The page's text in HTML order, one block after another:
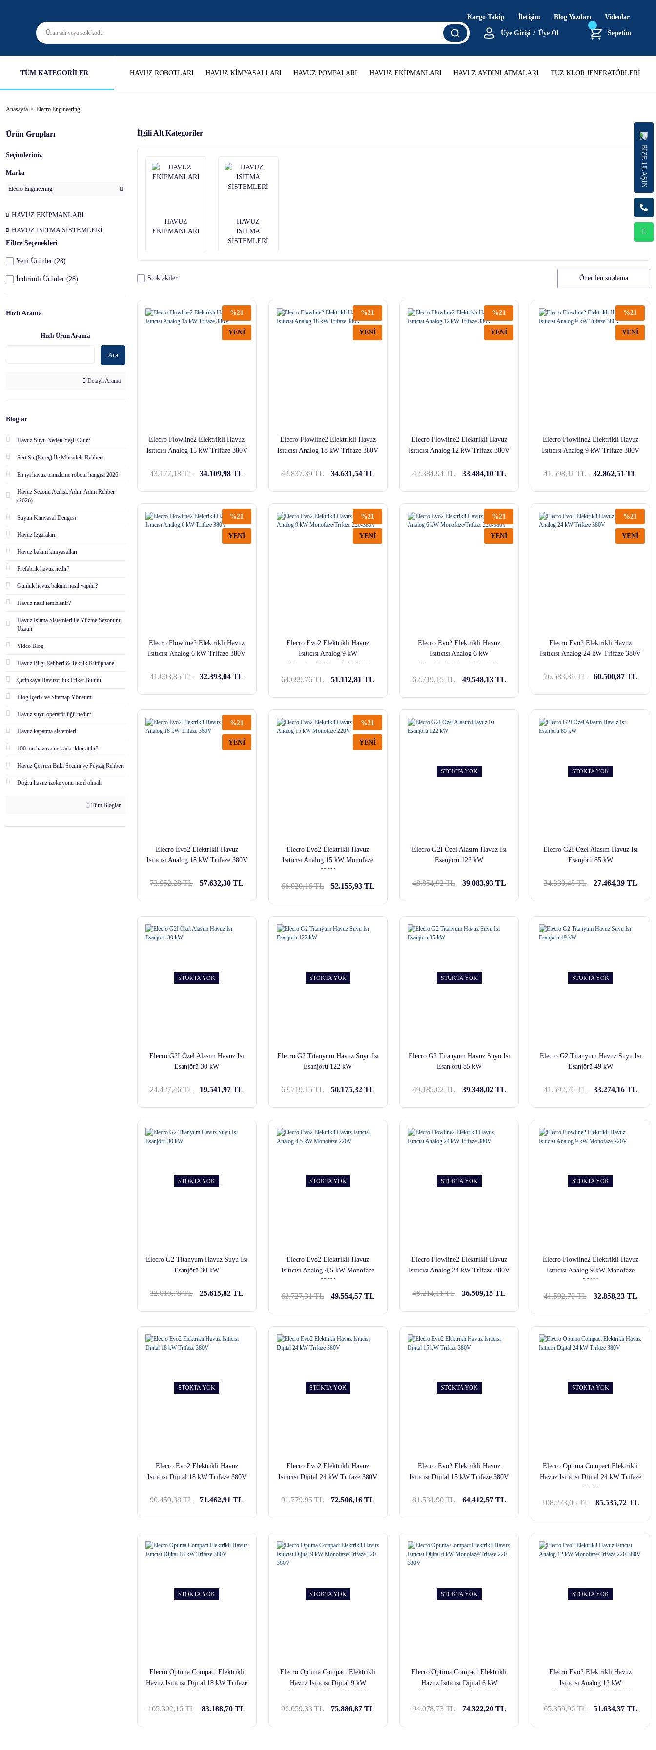
Kargo Takip İletişim Blog Yazıları Videolar
Üye Girişi / Üye Ol Sepetim
TÜM KATEGORİLER HAVUZ ROBOTLARI HAVUZ KİMYASALLARI HAVUZ POMPALARI HAVUZ EKİPMANLARI HAVUZ AYDINLATMALARI TUZ KLOR JENERATÖRLERİ
Anasayfa Elecro Engineering
Ürün Grupları
Seçimleriniz
Marka
Elecro Engineering
HAVUZ EKİPMANLARI
HAVUZ ISITMA SİSTEMLERİ
Filtre Seçenekleri
Yeni Ürünler (28)
İndirimli Ürünler (28)
Hızlı Arama
Hızlı Ürün Arama
Ara
Detaylı Arama
Bloglar
Havuz Suyu Neden Yeşil Olur?
Sert Su (Kireç) İle Mücadele Rehberi
En iyi havuz temizleme robotu hangisi 2026
Havuz Sezonu Açılışı: Adım Adım Rehber
(2026)
Suyun Kimyasal Dengesi
Havuz Izgaraları
Havuz bakım kimyasalları
Prefabrik havuz nedir?
Günlük havuz bakımı nasıl yapılır?
Havuz nasıl temizlenir?
Havuz Isıtma Sistemleri ile Yüzme Sezonunu
Uzatın
Video Blog
Havuz Bilgi Rehberi & Teknik Kütüphane
Çetinkaya Havuzculuk Etiket Bulutu
Blog İçerik ve Sitemap Yönetimi
Havuz suyu operatörlüğü nedir?
Havuz kapatma sistemleri
100 ton havuza ne kadar klor atılır?
Havuz Çevresi Bitki Seçimi ve Peyzaj Rehberi
Doğru havuz izolasyonu nasıl olmalı
Tüm Bloglar
İlgili Alt Kategoriler
HAVUZ
EKİPMANLARI
HAVUZ
ISITMA
SİSTEMLERİ
Stoktakiler
%21
YENİ
Elecro Flowline2 Elektrikli Havuz
Isıtıcısı Analog 15 kW Trifaze 380V
43.177,18 TL 34.109,98 TL
%21
YENİ
Elecro Flowline2 Elektrikli Havuz
Isıtıcısı Analog 18 kW Trifaze 380V
43.837,39 TL 34.631,54 TL
%21
YENİ
Elecro Flowline2 Elektrikli Havuz
Isıtıcısı Analog 12 kW Trifaze 380V
42.384,94 TL 33.484,10 TL
%21
YENİ
Elecro Flowline2 Elektrikli Havuz
Isıtıcısı Analog 9 kW Trifaze 380V
41.598,11 TL 32.862,51 TL
%21
YENİ
Elecro Flowline2 Elektrikli Havuz
Isıtıcısı Analog 6 kW Trifaze 380V
41.003,85 TL 32.393,04 TL
%21
YENİ
Elecro Evo2 Elektrikli Havuz
Isıtıcısı Analog 9 kW
Monofaze/Trifaze 220-380V
64.699,76 TL 51.112,81 TL
%21
YENİ
Elecro Evo2 Elektrikli Havuz
Isıtıcısı Analog 6 kW
Monofaze/Trifaze 220-380V
62.719,15 TL 49.548,13 TL
%21
YENİ
Elecro Evo2 Elektrikli Havuz
Isıtıcısı Analog 24 kW Trifaze 380V
76.583,39 TL 60.500,87 TL
%21
YENİ
Elecro Evo2 Elektrikli Havuz
Isıtıcısı Analog 18 kW Trifaze 380V
72.952,28 TL 57.632,30 TL
%21
YENİ
Elecro Evo2 Elektrikli Havuz
Isıtıcısı Analog 15 kW Monofaze
220V
66.020,16 TL 52.155,93 TL
STOKTA YOK
Elecro G2I Özel Alasım Havuz Isı
Esanjörü 122 kW
48.854,92 TL 39.083,93 TL
STOKTA YOK
Elecro G2I Özel Alasım Havuz Isı
Esanjörü 85 kW
34.330,48 TL 27.464,39 TL
STOKTA YOK
Elecro G2I Özel Alasım Havuz Isı
Esanjörü 30 kW
24.427,46 TL 19.541,97 TL
STOKTA YOK
Elecro G2 Titanyum Havuz Suyu Isı
Esanjörü 122 kW
62.719,15 TL 50.175,32 TL
STOKTA YOK
Elecro G2 Titanyum Havuz Suyu Isı
Esanjörü 85 kW
49.185,02 TL 39.348,02 TL
STOKTA YOK
Elecro G2 Titanyum Havuz Suyu Isı
Esanjörü 49 kW
41.592,70 TL 33.274,16 TL
STOKTA YOK
Elecro G2 Titanyum Havuz Suyu Isı
Esanjörü 30 kW
32.019,78 TL 25.615,82 TL
STOKTA YOK
Elecro Evo2 Elektrikli Havuz
Isıtıcısı Analog 4,5 kW Monofaze
220V
62.727,31 TL 49.554,57 TL
STOKTA YOK
Elecro Flowline2 Elektrikli Havuz
Isıtıcısı Analog 24 kW Trifaze 380V
46.214,11 TL 36.509,15 TL
STOKTA YOK
Elecro Flowline2 Elektrikli Havuz
Isıtıcısı Analog 9 kW Monofaze
220V
41.592,70 TL 32.858,23 TL
STOKTA YOK
Elecro Evo2 Elektrikli Havuz
Isıtıcısı Dijital 18 kW Trifaze 380V
90.459,38 TL 71.462,91 TL
STOKTA YOK
Elecro Evo2 Elektrikli Havuz
Isıtıcısı Dijital 24 kW Trifaze 380V
91.779,95 TL 72.506,16 TL
STOKTA YOK
Elecro Evo2 Elektrikli Havuz
Isıtıcısı Dijital 15 kW Trifaze 380V
81.534,90 TL 64.412,57 TL
STOKTA YOK
Elecro Optima Compact Elektrikli
Havuz Isıtıcısı Dijital 24 kW Trifaze
380V
108.273,06 TL 85.535,72 TL
STOKTA YOK
Elecro Optima Compact Elektrikli
Havuz Isıtıcısı Dijital 18 kW Trifaze
380V
105.302,16 TL 83.188,70 TL
STOKTA YOK
Elecro Optima Compact Elektrikli
Havuz Isıtıcısı Dijital 9 kW
Monofaze/Trifaze 220-380V
96.059,33 TL 75.886,87 TL
STOKTA YOK
Elecro Optima Compact Elektrikli
Havuz Isıtıcısı Dijital 6 kW
Monofaze/Trifaze 220-380V
94.078,73 TL 74.322,20 TL
STOKTA YOK
Elecro Evo2 Elektrikli Havuz
Isıtıcısı Analog 12 kW
Monofaze/Trifaze 220-380V
65.359,96 TL 51.634,37 TL
BİZE ULAŞIN